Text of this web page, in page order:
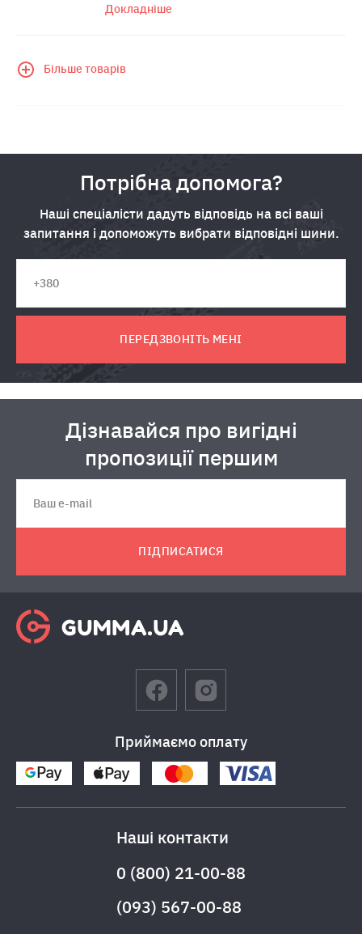
Докладніше
Більше товарів
Потрібна допомога?
Наші спеціалісти дадуть відповідь на всі ваші
запитання і допоможуть вибрати відповідні шини.
ПЕРЕДЗВОНІТЬ МЕНІ
Дізнавайся про вигідні
пропозиції першим
ПІДПИСАТИСЯ
Приймаємо оплату
Наші контакти
0 (800) 21-00-88
(093) 567-00-88